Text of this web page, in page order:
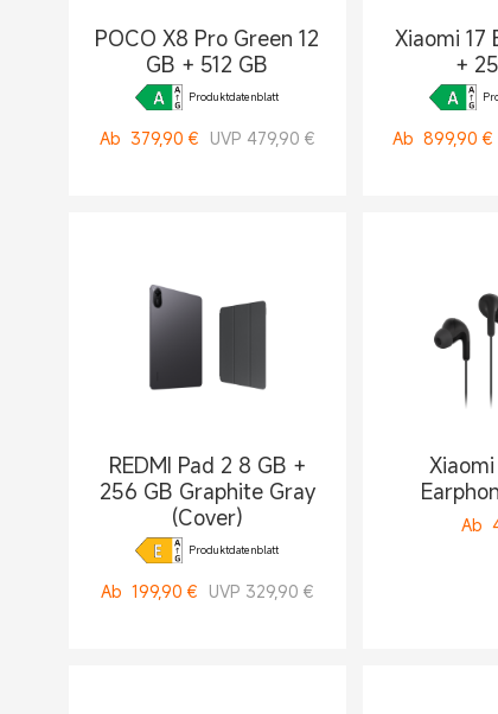
POCO X8 Pro Green 12
GB + 512 GB
Produktdatenblatt
Ab 379,90 € UVP 479,90 €
Xiaomi 17
+
Ab 899,90 €
REDMI Pad 2 8 GB +
256 GB Graphite Gray
(Cover)
Produktdatenblatt
Ab 199,90 € UVP 329,90 €
Ab